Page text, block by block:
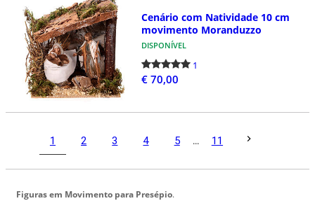
Cenário com Natividade 10 cm
movimento Moranduzzo
DISPONÍVEL
1
€ 70,00
1 2 3 4 5 ... 11
Figuras em Movimento para Presépio.